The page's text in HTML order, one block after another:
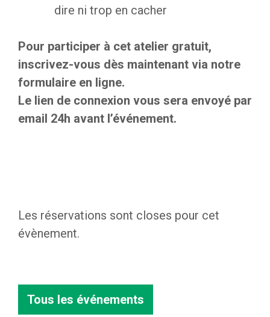
dire ni trop en cacher
Pour participer à cet atelier gratuit,
inscrivez-vous dès maintenant via notre
formulaire en ligne.
Le lien de connexion vous sera envoyé par
email 24h avant l’événement.
Les réservations sont closes pour cet
évènement.
Tous les événements